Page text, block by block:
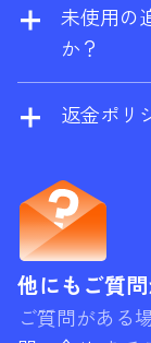
ると、消
自動的に
です。
未使用の
か？
はい。レ
数、クロ
3ヶ月間
ト日が 10
レジット
20 日に
限が常に
返金ポリ
ランの場
場合は返
客様のア
確認され
あります
他にもご質
ご質問がある